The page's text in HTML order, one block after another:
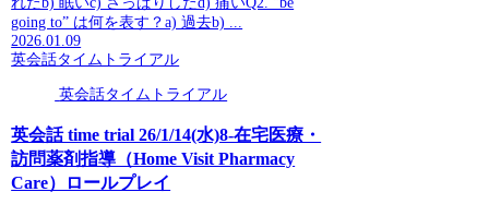
going to” は何を表す？a) 過去b) ...
2026.01.09
英会話タイムトライアル
英会話タイムトライアル
英会話 time trial 26/1/14(水)8-在宅医療・
訪問薬剤指導（Home Visit Pharmacy
Care）ロールプレイ